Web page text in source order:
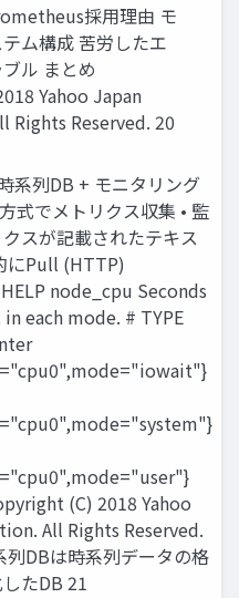
採用理由 モ
ム構成 苦労したエ
ル まとめ
Yahoo Japan
Rights Reserved. 20
系列DB + モニタリング
式でメトリクス収集 • 監
スが記載されたテキス
にPull (HTTP)
node_cpu Seconds
each mode. # TYPE
(C) 2018 Yahoo
All Rights Reserved.
DBは時系列データの格
たDB 21